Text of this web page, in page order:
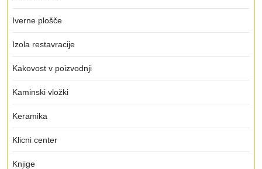
Iverne plošče
Izola restavracije
Kakovost v poizvodnji
Kaminski vložki
Keramika
Klicni center
Knjige